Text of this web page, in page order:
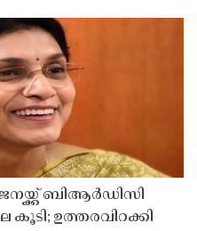
ബിആർഡിസി
ഉത്തരവിറക്കി